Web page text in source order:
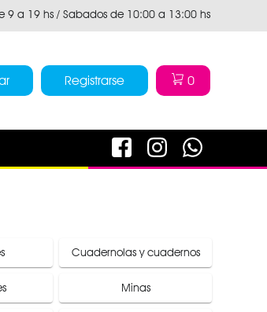
9 a 19 hs / Sabados de 10:00 a 13:00 hs
Registrarse 0
Cuadernolas y cuadernos
Minas